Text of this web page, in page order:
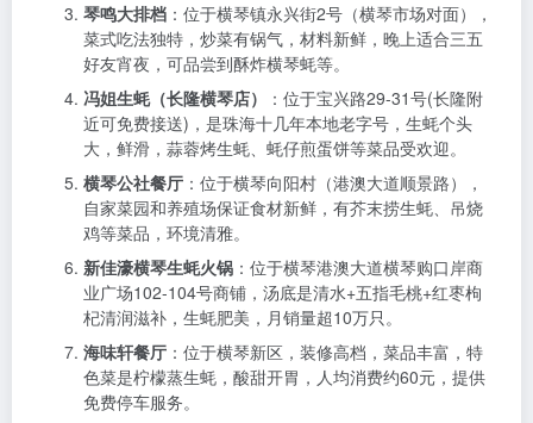
​琴鸣大排档​ ​：位于横琴镇永兴街2号（横琴市场对面），
菜式吃法独特，炒菜有锅气，材料新鲜，晚上适合三五
好友宵夜，可品尝到酥炸横琴蚝等。
​冯姐生蚝（长隆横琴店）​
​：位于宝兴路29-31号(长隆附
近可免费接送)，是珠海十几年本地老字号，生蚝个头
大，鲜滑，蒜蓉烤生蚝、蚝仔煎蛋饼等菜品受欢迎。
​横琴公社餐厅​ ​：位于横琴向阳村（港澳大道顺景路），
自家菜园和养殖场保证食材新鲜，有芥末捞生蚝、吊烧
鸡等菜品，环境清雅。
​新佳濠横琴生蚝火锅​ ​：位于横琴港澳大道横琴购口岸商
业广场102-104号商铺，汤底是清水+五指毛桃+红枣枸
杞清润滋补，生蚝肥美，月销量超10万只。
​海味轩餐厅​ ​：位于横琴新区，装修高档，菜品丰富，特
色菜是柠檬蒸生蚝，酸甜开胃，人均消费约60元，提供
免费停车服务。